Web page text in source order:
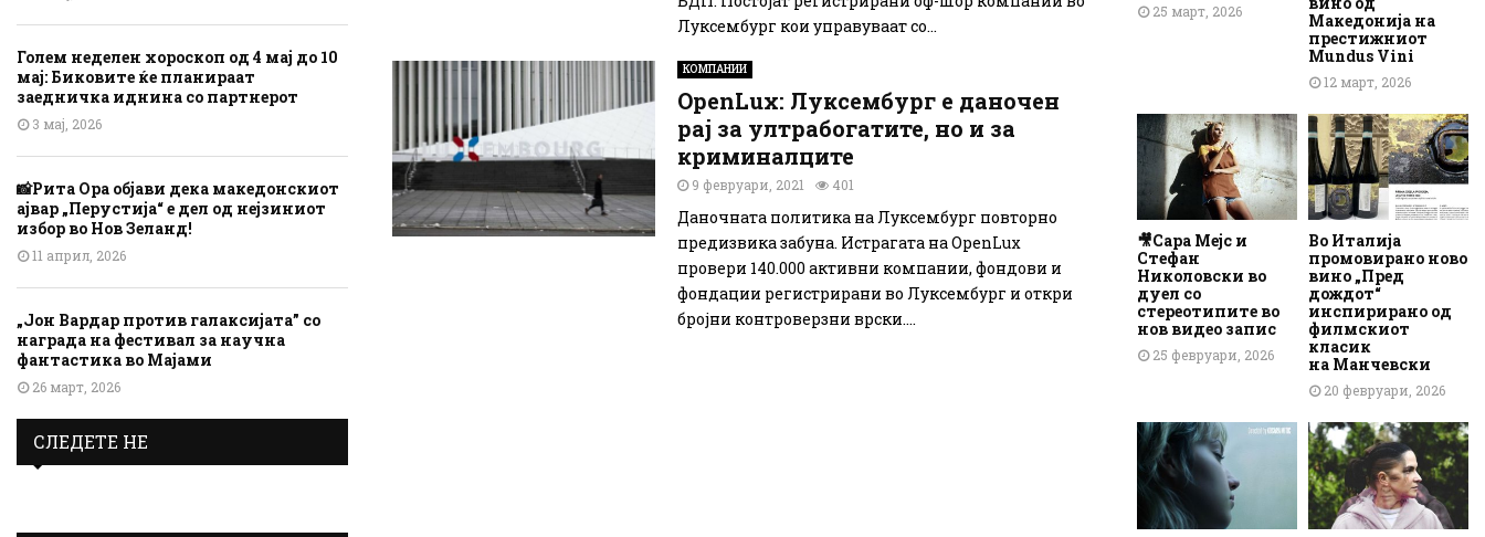
Луксембург кои управуваат со...
КОМПАНИИ
OpenLux: Луксембург е даночен
рај за ултрабогатите, но и за
криминалците
9 февруари, 2021 401
Даночната политика на Луксембург повторно
предизвика забуна. Истрагата на OpenLux
провери 140.000 активни компании, фондови и
фондации регистрирани во Луксембург и откри
бројни контроверзни врски....
Голем неделен хороскоп од 4 мај до 10
мај: Биковите ќе планираат
заедничка иднина со партнерот
3 мај, 2026
📸Рита Ора објави дека македонскиот
ајвар „Перустија“ е дел од нејзиниот
избор во Нов Зеланд!
11 април, 2026
„Јон Вардар против галаксијата” со
награда на фестивал за научна
фантастика во Мајами
26 март, 2026
СЛЕДЕТЕ НЕ
25 март, 2026
Македонија на
престижниот
Mundus Vini
12 март, 2026
🎥Сара Мејс и
Стефан
Николовски во
дуел со
стереотипите во
нов видео запис
25 февруари, 2026
Во Италија
промовирано ново
вино „Пред
дождот“
инспирирано од
филмскиот
класик
на Манчевски
20 февруари, 2026